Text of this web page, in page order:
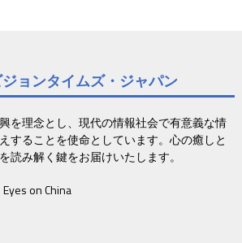
ョンタイムズ・ジャパン
を理念とし、現代の情報社会で有意義な情
することを使命としています。心の癒しと
読み解く鍵をお届けいたします。
on China